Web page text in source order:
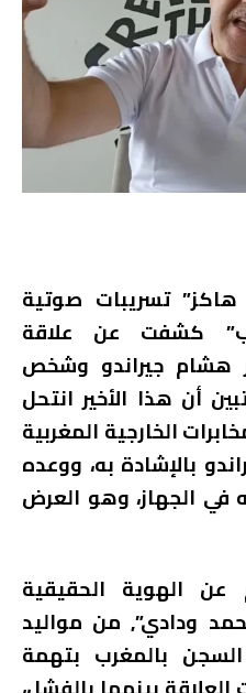
تسريبات صوتية
كشفت عن علاقة
هشام جيراندو وشخص
أن هذا الأخير انتحل
الخارجية المغربية
بالإشادة به، ووعده
في الجهاز، وهو العرض
عن الهوية الحقيقية
ودادي”, من مواليد
السجن بالمغرب بتهمة